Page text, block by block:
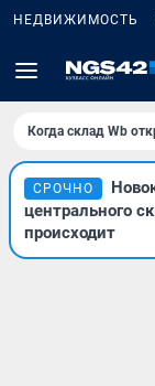
НЕДВИЖИМОСТЬ
Когда склад Wb
СРОЧНО
центрального
происходит